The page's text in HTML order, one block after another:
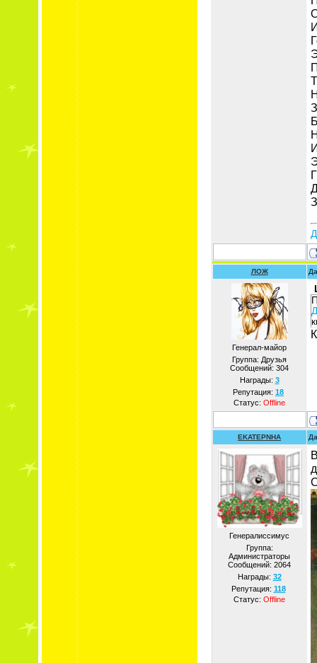
ЛОЖ
Генерал-майор
Группа: Друзья
Сообщений: 304
Награды: 3
Репутация: 18
Статус: Offline
EKATEPNHA
Генералиссимус
Группа:
Администраторы
Сообщений: 2064
Награды: 32
Репутация: 118
Статус: Offline